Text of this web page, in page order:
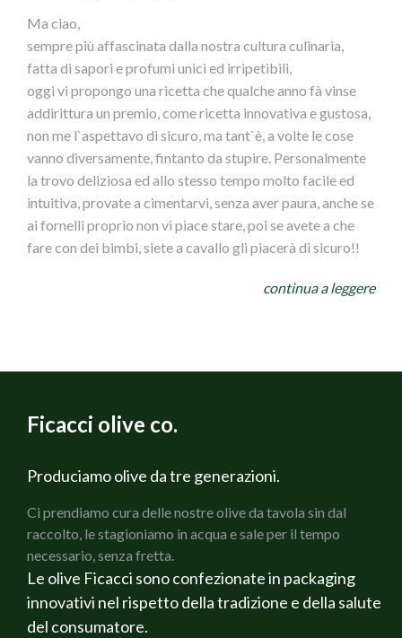
Ma ciao,
sempre più affascinata dalla nostra cultura culinaria,
fatta di sapori e profumi unici ed irripetibili,
oggi vi propongo una ricetta che qualche anno fà vinse
addirittura un premio, come ricetta innovativa e gustosa,
non me l`aspettavo di sicuro, ma tant`è, a volte le cose
vanno diversamente, fintanto da stupire. Personalmente
la trovo deliziosa ed allo stesso tempo molto facile ed
intuitiva, provate a cimentarvi, senza aver paura, anche se
ai fornelli proprio non vi piace stare, poi se avete a che
fare con dei bimbi, siete a cavallo gli piacerà di sicuro!!
2 coste di Sedano verde
200 g di Prosciutto cotto Martelli
150 g di olive nere di Gaeta Ficacci
Rosmarino fresco
Salvia fresca
Olio di oliva extravergine Bio
Sale q.b.
Pepe q.b.
continua a leggere
Ficacci olive co.
Produciamo olive da tre generazioni.
Ci prendiamo cura delle nostre olive da tavola sin dal
raccolto, le stagioniamo in acqua e sale per il tempo
necessario, senza fretta.
Le olive Ficacci sono confezionate in packaging
innovativi nel rispetto della tradizione e della salute
del consumatore.